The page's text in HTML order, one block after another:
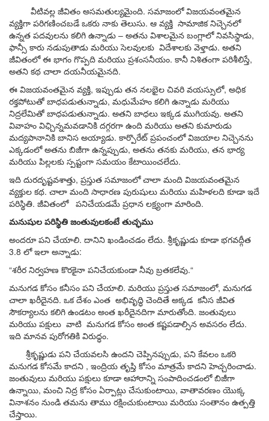
వీటివల్ల జీవితం అసమతుల్యమైంది. సమాజంలో విజయవంతమైన
వ్యక్తిగా పరిగణించబడే ఒకరు నాకు తెలుసు. ఆ వ్యక్తి సామాజిక నిచ్చెనలో
ఉన్నత పదవులను కలిగి ఉన్నాడు – అతను విశాలమైన బంగ్లాలో నివసిస్థాడు,
ఫాన్సీ కారు నడుపుతాడు మరియు సెలవులకు విదేశాలకు వెళ్తాడు. అతని
జీవితంలో ఈ భాగం గొప్పది మరియు ప్రశంసనీయం. కానీ నిశితంగా పరిశీలిస్తే,
అతని కథ చాలా దయనీయమైనది.
ఈ విజయవంతమైన వ్యక్తి, ఇప్పుడు తన నలభైల చివరి వయస్సులో, అధిక
రక్తపోటుతో బాధపడుతున్నాడు, మధుమేహం కలిగి ఉన్నాడు మరియు
నిద్రలేమితో బాధపడుతున్నాడు. అతని బాధలు ఇక్కడ ముగియవు. అతని
వివాహం విఛ్చిన్నమవడానికి దగ్గరగా ఉంది మరియు అతని కుమారుడు
మద్యపానానికి బానిస అయ్యాడు. కార్పొరేట్ ప్రపంచంలో విజయాల నిచ్చెనను
ఎక్కడంలో అతను బిజీగా ఉన్నప్పుడు, అతను తనకు మరియు, తన భార్య
మరియు పిల్లలకు స్పష్టంగా సమయం కేటాయించలేదు.
ఇది దురదృష్టవశాత్తు, ప్రస్తుత సమాజంలో చాలా మంది విజయవంతమైన
వ్యక్తుల కథ. చాలా మంది సాధారణ పురుషులు మరియు మహిళలది కూడా ఇదే
పరిస్థితి. జీవితంలో పనిచేయడమే ప్రధాన లక్ష్యంగా మారింది.
మనుషుల పరిస్థితి జంతువులకంటే తుచ్ఛము
అందరూ పని చేయాలి. దానిని ఖండించడం లేదు. శ్రీకృష్ణుడు కూడా భగవద్గీత
3.8 లో ఇలా అన్నాడు:
“శరీర నిర్వహణ కొరకైనా పనిచేయకుండా నీవు బ్రతకలేవు.“
మనుగడ కోసం కనీసం పని చేయాలి. మరియు ప్రస్తుత సమాజంలో, మనుగడ
చాలా ఖరీదైనది. ఒక దేశం ఎంత అభివృద్ధి చెందితే అక్కడ కనీస జీవిత
సౌకర్యాలను కలిగి ఉండటం అంత ఖరీదైనదిగా మారుతోంది. జంతువులు
మరియు పక్షులు వాటి మనుగడ కోసం అంత కష్టపడాల్సిన అవసరం లేదు.
ఇది మానవ పురోగతికి విరుద్ధం.
శ్రీకృష్ణుడు పని చేయవలసి ఉందని చెప్పినప్పుడు, పని కేవలం ఒకరి
మనుగడ కోసమే కాదని , ఇంద్రియ తృప్తి కోసం మాత్రమే కాదని హెచ్చరించాడు.
జంతువులు మరియు పక్షులు కూడా ఆహారాన్ని సంపాదించడంలో బిజీగా
ఉన్నాయి, మంచి నిద్ర కోసం ఏర్పాట్లు చేసుకుంటాయి, వాతావరణం యొక్క
వినాశనం నుండి తమను తాము రక్షించుకుంటాయి మరియు సంతానం ఉత్పత్తి
చేస్తాయి.